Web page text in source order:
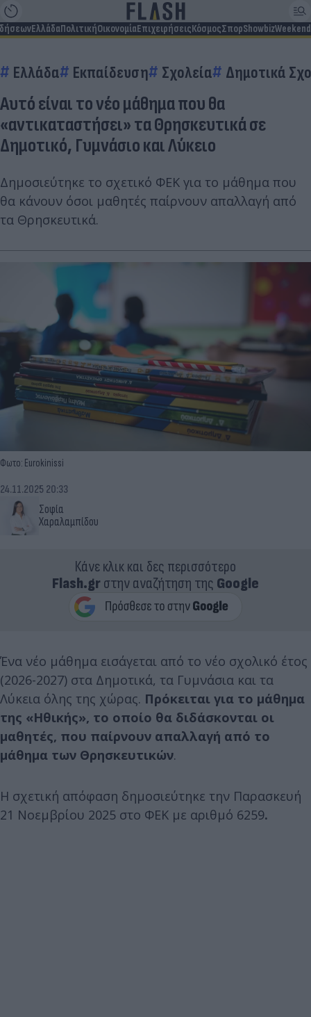
ΕλλάδαΠολιτικήΟικονομίαΕπιχειρήσειςΚόσμοςΣπορShowbizWeekend
Ελλάδα Εκπαίδευση Σχολεία Δημοτικά
Αυτό είναι το νέο μάθημα που θα
«αντικαταστήσει» τα Θρησκευτικά σε
Δημοτικό, Γυμνάσιο και Λύκειο
Δημοσιεύτηκε το σχετικό ΦΕΚ για το μάθημα που
θα κάνουν όσοι μαθητές παίρνουν απαλλαγή από
τα Θρησκευτικά.
Φωτο: Eurokinissi
Σοφία
Χαραλαμπίδου
24.11.2025 20:33
Κάνε κλικ και δες περισσότερο
Flash.grστην αναζήτηση της Google
Ένα νέο μάθημα εισάγεται από το νέο σχολικό έτος
(2026-2027) στα Δημοτικά, τα Γυμνάσια και τα
Λύκεια όλης της χώρας. Πρόκειται για το μάθημα
της «Ηθικής», το οποίο θα διδάσκονται οι
μαθητές, που παίρνουν απαλλαγή από το
μάθημα των Θρησκευτικών.
Η σχετική απόφαση δημοσιεύτηκε την Παρασκευή
21 Νοεμβρίου 2025 στο ΦΕΚ με αριθμό 6259.